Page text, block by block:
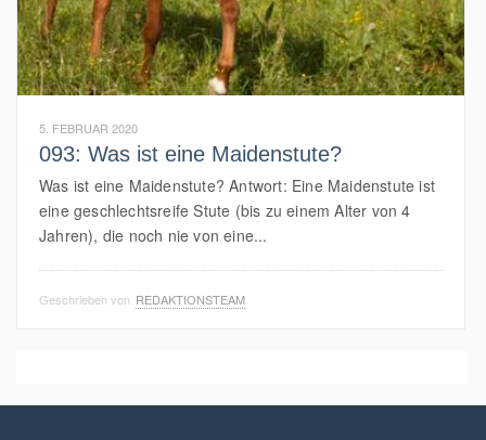
5. FEBRUAR 2020
093: Was ist eine Maidenstute?
Was ist eine Maidenstute? Antwort: Eine Maidenstute ist
eine geschlechtsreife Stute (bis zu einem Alter von 4
Jahren), die noch nie von eine...
Geschrieben von REDAKTIONSTEAM